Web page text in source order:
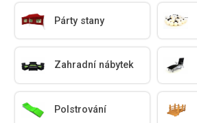
Párty stany
Zahradní nábytek
Polstrování